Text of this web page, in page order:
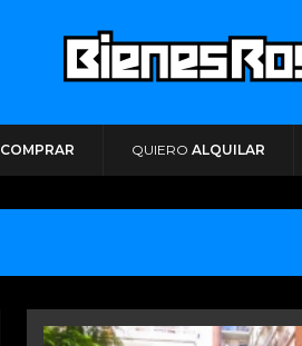
COMPRAR QUIERO ALQUILAR